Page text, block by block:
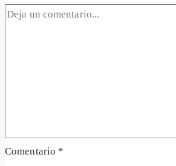
Comentario *